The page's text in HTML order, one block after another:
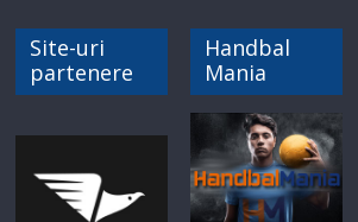
Site-uri
partenere
Handbal
Mania